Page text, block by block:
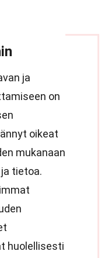
ja
on
oikeat
mukanaan
tietoa.
huolellisesti